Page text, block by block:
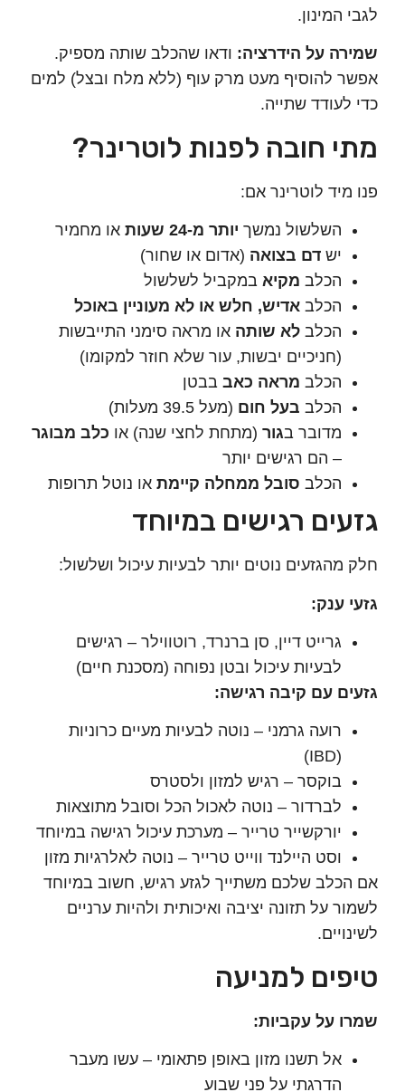
המינון.
על הידרציה:ודאו שהכלב שותה מספיק.
להוסיף מעט מרק עוף (ללא מלח ובצל) למים
שתייה.
חובה לפנות לוטרינר?
לוטרינר אם:
השלשול נמשךיותר מ-24 שעות
או מחמיר
דם בצואה(אדום או שחור)
הכלבמקיאבמקביל לשלשול
הכלבאדיש, חלש או לא מעוניין באוכל
הכלבלא שותהאו מראה סימני התייבשות
(חניכיים יבשות, עור שלא חוזר למקומו)
הכלבמראה כאבבבטן
הכלבבעל חום(מעל 39.5 מעלות)
מדובר בגור(מתחת לחצי שנה) אוכלב מבוגר
– הם רגישים יותר
הכלבסובל ממחלה קיימתאו נוטל תרופות
רגישים במיוחד
נוטים יותר לבעיות עיכול ושלשול:
ענק:
גרייט דיין, סן ברנרד, רוטווילר – רגישים
לבעיות עיכול ובטן נפוחה (מסכנת חיים)
עם קיבה רגישה:
רועה גרמני – נוטה לבעיות מעיים כרוניות
בוקסר – רגיש למזון ולסטרס
לברדור – נוטה לאכול הכל וסובל מתוצאות
יורקשייר טרייר – מערכת עיכול רגישה במיוחד
וסט היילנד ווייט טרייר – נוטה לאלרגיות מזון
שלכם משתייך לגזע רגיש, חשוב במיוחד
על תזונה יציבה ואיכותית ולהיות ערניים
למניעה
על עקביות:
אל תשנו מזון באופן פתאומי – עשו מעבר
הדרגתי על פני שבוע